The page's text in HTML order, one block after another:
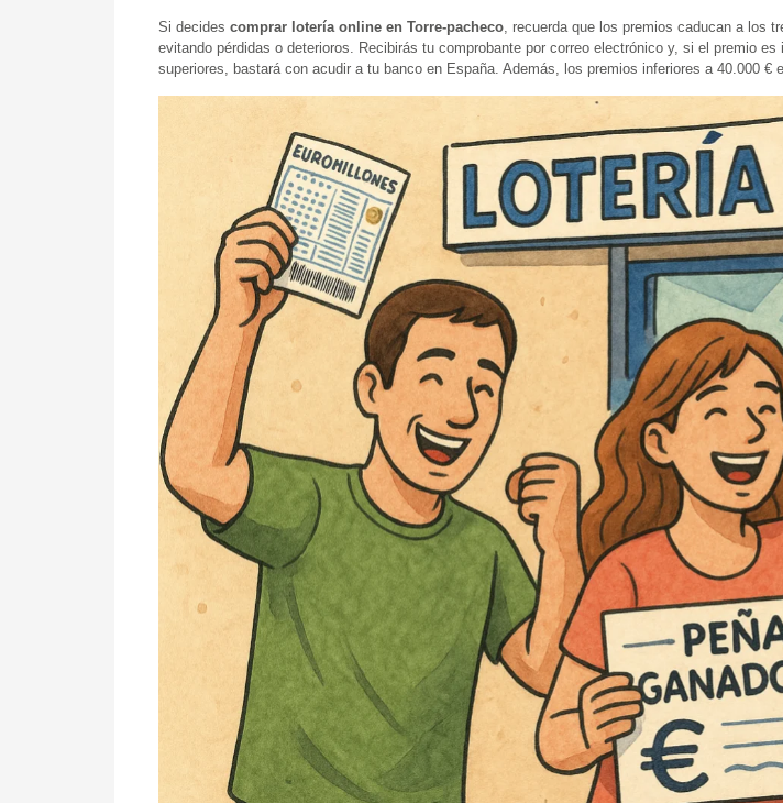
Si decides comprar lotería online en Torre-pacheco, recuerda que los premios caducan a los
evitando pérdidas o deterioros. Recibirás tu comprobante por correo electrónico y, si el premio
superiores, bastará con acudir a tu banco en España. Además, los premios inferiores a 40.000 €